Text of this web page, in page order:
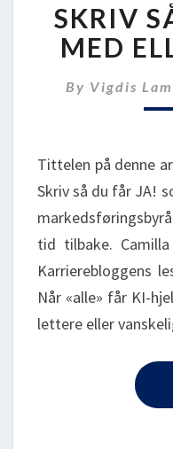
SKRIV
MED
By Vigdis
Tittelen på denne
Skriv så du får JA!
tid tilbake.
Karrierebloggens
Når «alle» får KI-
lettere eller